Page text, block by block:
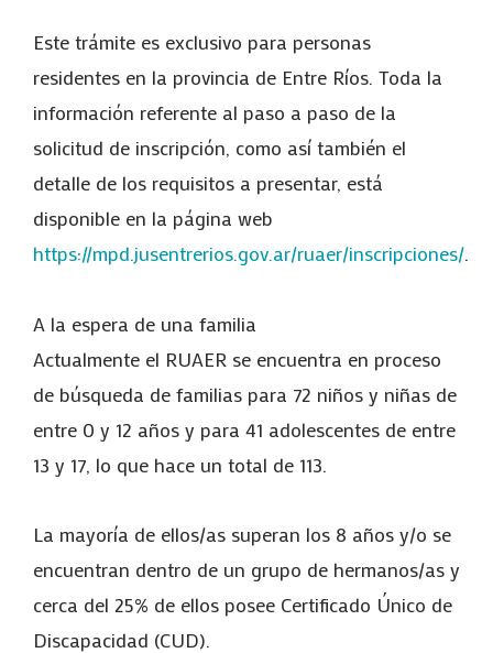
Este trámite es exclusivo para personas
residentes en la provincia de Entre Ríos. Toda la
información referente al paso a paso de la
solicitud de inscripción, como así también el
detalle de los requisitos a presentar, está
disponible en la página web
https://mpd.jusentrerios.gov.ar/ruaer/inscripciones/.
A la espera de una familia
Actualmente el RUAER se encuentra en proceso
de búsqueda de familias para 72 niños y niñas de
entre 0 y 12 años y para 41 adolescentes de entre
13 y 17, lo que hace un total de 113.
La mayoría de ellos/as superan los 8 años y/o se
encuentran dentro de un grupo de hermanos/as y
cerca del 25% de ellos posee Certificado Único de
Discapacidad (CUD).